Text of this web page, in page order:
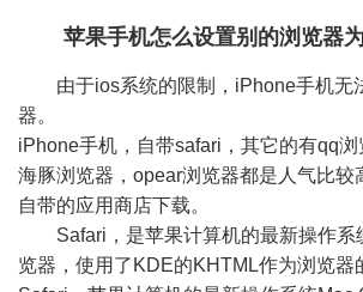
苹果手机怎么设置别的浏览器
由于ios系统的限制，iPhone手机无
器。
iPhone手机，自带safari，其它的有qq浏
海豚浏览器，opear浏览器都是人气比较
自带的应用商店下载。
Safari，是苹果计算机的最新操作系
览器，使用了KDE的KHTML作为浏览器